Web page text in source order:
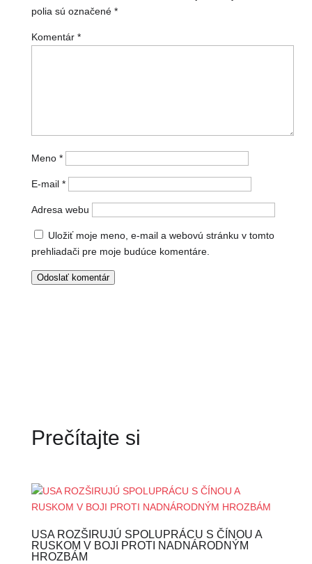
polia sú označené *
Komentár *
Meno *
E-mail *
Adresa webu
Uložiť moje meno, e-mail a webovú stránku v tomto
prehliadači pre moje budúce komentáre.
Odoslať komentár
Prečítajte si
USA ROZŠIRUJÚ SPOLUPRÁCU S ČÍNOU A
RUSKOM V BOJI PROTI NADNÁRODNÝM
HROZBÁM